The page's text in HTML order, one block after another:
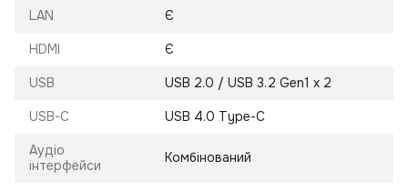
LAN Є
HDMI Є
USB USB 2.0 / USB 3.2 Gen1 x 2
USB-C USB 4.0 Type-C
Аудіо
інтерфейси
Комбінований